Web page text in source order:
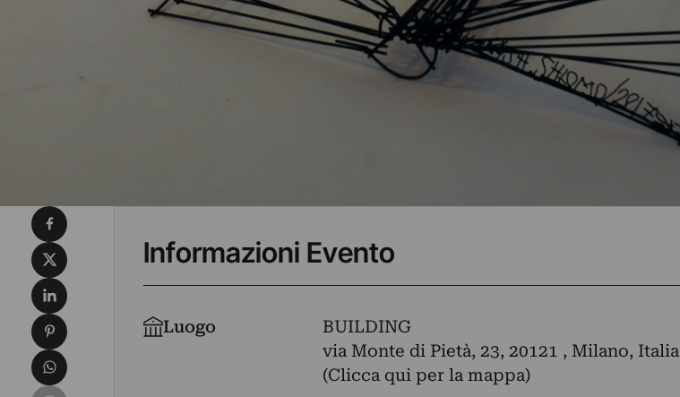
Informazioni Evento
Luogo
BUILDING
via Monte di Pietà, 23, 20121 , Milano, Italia
(Clicca qui per la mappa)
Condividi su Facebook
Condividi su X
Condividi su LinkedIn
Condividi su Pinterest
Condividi su WhatsApp